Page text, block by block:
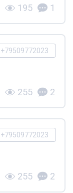
195 1
+79509772023
255 2
+79509772023
255 2